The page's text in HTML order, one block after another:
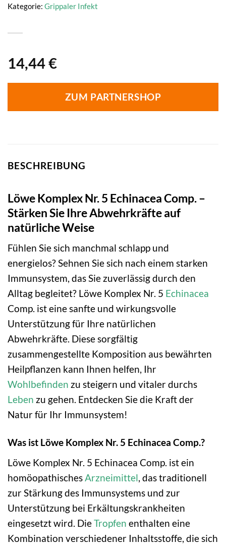
14,44€
ZUM PARTNERSHOP
Kategorie: Grippaler Infekt
BESCHREIBUNG
Löwe Komplex Nr. 5 Echinacea Comp. –
Stärken Sie Ihre Abwehrkräfte auf
natürliche Weise
Fühlen Sie sich manchmal schlapp und
energielos? Sehnen Sie sich nach einem starken
Immunsystem, das Sie zuverlässig durch den
Alltag begleitet? Löwe Komplex Nr. 5 Echinacea
Comp. ist eine sanfte und wirkungsvolle
Unterstützung für Ihre natürlichen
Abwehrkräfte. Diese sorgfältig
zusammengestellte Komposition aus bewährten
Heilpflanzen kann Ihnen helfen, Ihr
Wohlbefinden zu steigern und vitaler durchs
Leben zu gehen. Entdecken Sie die Kraft der
Natur für Ihr Immunsystem!
Was ist Löwe Komplex Nr. 5 Echinacea Comp.?
Löwe Komplex Nr. 5 Echinacea Comp. ist ein
homöopathisches Arzneimittel , das traditionell
zur Stärkung des Immunsystems und zur
Unterstützung bei Erkältungskrankheiten
eingesetzt wird. DieTropfen enthalten eine
Kombination verschiedener Inhaltsstoffe, die sich